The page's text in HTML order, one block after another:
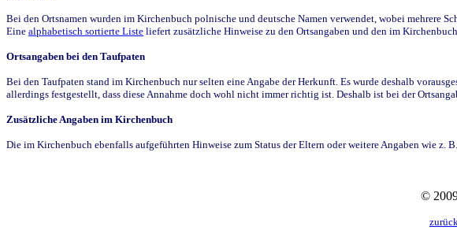
Bei den Ortsnamen wurden im Kirchenbuch polnische und deutsche Namen verwendet, wobei mehrere
Eine alphabetisch sortierte Liste liefert zusätzliche Hinweise zu den Ortsangaben und den im
Ortsangaben bei den Taufpaten
Bei den Taufpaten stand im Kirchenbuch nur selten eine Angabe der Herkunft. Es wurde deshalb
allerdings festgestellt, dass diese Annahme doch wohl nicht immer richtig ist. Deshalb ist bei der
Zusätzliche Angaben im Kirchenbuch
Die im Kirchenbuch ebenfalls aufgeführten Hinweise zum Status der Eltern oder weitere Angaben wie z.
©